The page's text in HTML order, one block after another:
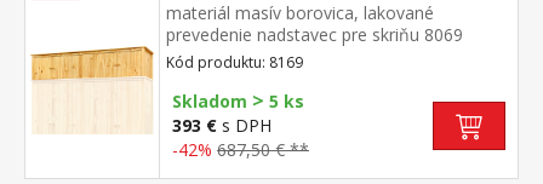
materiál masív borovica, lakované
prevedenie nadstavec pre skriňu 8069
Kód produktu: 8169
Skladom > 5 ks
393 € s DPH
-42% 687,50 € **